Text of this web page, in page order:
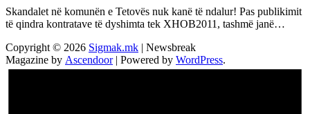
Skandalet në komunën e Tetovës nuk kanë të ndalur! Pas publikimit
të qindra kontratave të dyshimta tek XHOB2011, tashmë janë…
Copyright © 2026 Sigmak.mk | Newsbreak
Magazine by Ascendoor| Powered by WordPress.